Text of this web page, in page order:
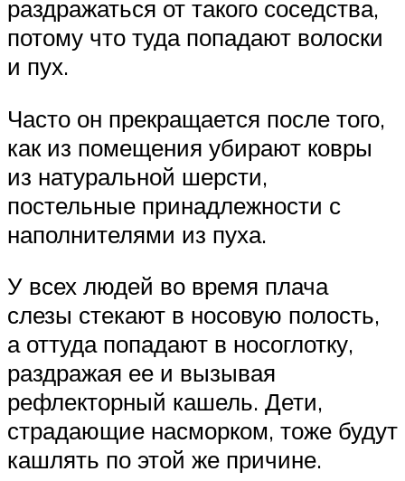
раздражаться от такого соседства,
потому что туда попадают волоски
и пух.
Часто он прекращается после того,
как из помещения убирают ковры
из натуральной шерсти,
постельные принадлежности с
наполнителями из пуха.
У всех людей во время плача
слезы стекают в носовую полость,
а оттуда попадают в носоглотку,
раздражая ее и вызывая
рефлекторный кашель. Дети,
страдающие насморком, тоже будут
кашлять по этой же причине.